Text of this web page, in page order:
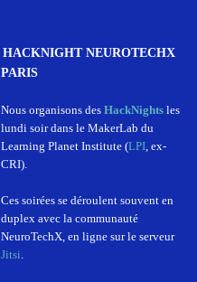
HACKNIGHT NEUROTECHX
PARIS
Nous organisons des HackNightsles
lundi soir dans le MakerLab du
Learning Planet Institute (LPI, ex-
CRI).
Ces soirées se déroulent souvent en
duplex avec la communauté
NeuroTechX, en ligne sur le serveur
Jitsi